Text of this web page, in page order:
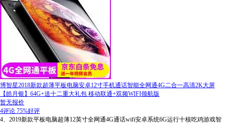
博智星2018新款超薄平板电脑安卓12寸手机通话智能全网通4G二合一高清2K大屏
【皓月银】64G+送十二重大礼包 移动联通+双频WIFI领航版
暂无报价
4评论 75%好评
4、2019新款平板电脑超薄12英寸全网通4G通话wifi安卓系统6G运行十核吃鸡游戏智